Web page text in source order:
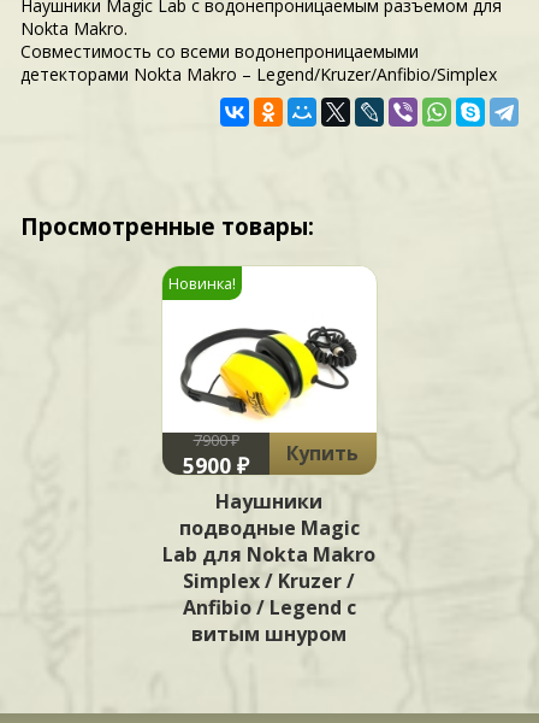
Наушники Magic Lab с водонепроницаемым разъемом для
Nokta Makro.
Совместимость со всеми водонепроницаемыми
детекторами Nokta Makro – Legend/Kruzer/Anfibio/Simplex
Просмотренные товары:
Новинка!
7900 ₽
5900 ₽
Купить
Наушники
подводные Magic
Lab для Nokta Makro
Simplex / Kruzer /
Anfibio / Legend с
витым шнуром